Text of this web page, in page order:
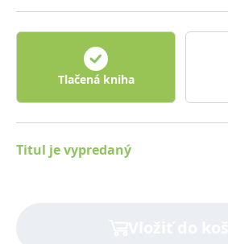
pro uchování autentické podoby
Publikaci proto jistě ocení památkáři, architekti i
stavební firmy, které se podílejí na
rekonstrukcích památek i
staveb. Autoři popisují výtvarný a
jednotlivé materiály pro omítky,
Tlačená kniha
Titul je vypredaný